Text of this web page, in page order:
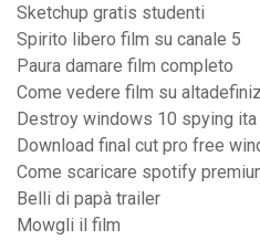
Sketchup gratis studenti
Spirito libero film su canale 5
Paura damare film completo
Come vedere film su
Destroy windows 10 spying ita
Download final cut pro free
Come scaricare spotify
Belli di papà trailer
Mowgli il film